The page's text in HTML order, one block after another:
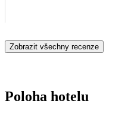
Zobrazit všechny recenze
Poloha hotelu